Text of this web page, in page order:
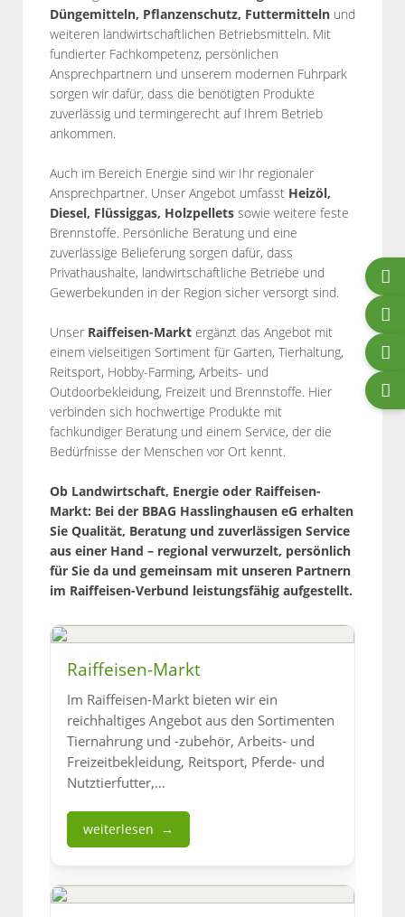
Düngemitteln, Pflanzenschutz, Futtermitteln und
weiteren landwirtschaftlichen Betriebsmitteln. Mit
fundierter Fachkompetenz, persönlichen
Ansprechpartnern und unserem modernen Fuhrpark
sorgen wir dafür, dass die benötigten Produkte
zuverlässig und termingerecht auf Ihrem Betrieb
ankommen.
Auch im Bereich Energie sind wir Ihr regionaler
Ansprechpartner. Unser Angebot umfasst Heizöl,
Diesel, Flüssiggas, Holzpellets sowie weitere feste
Brennstoffe. Persönliche Beratung und eine
zuverlässige Belieferung sorgen dafür, dass
Privathaushalte, landwirtschaftliche Betriebe und
Gewerbekunden in der Region sicher versorgt sind.
Unser Raiffeisen-Markt ergänzt das Angebot mit
einem vielseitigen Sortiment für Garten, Tierhaltung,
Reitsport, Hobby-Farming, Arbeits- und
Outdoorbekleidung, Freizeit und Brennstoffe. Hier
verbinden sich hochwertige Produkte mit
fachkundiger Beratung und einem Service, der die
Bedürfnisse der Menschen vor Ort kennt.
Ob Landwirtschaft, Energie oder Raiffeisen-
Markt: Bei der BBAG Hasslinghausen eG erhalten
Sie Qualität, Beratung und zuverlässigen Service
aus einer Hand – regional verwurzelt, persönlich
für Sie da und gemeinsam mit unseren Partnern
im Raiffeisen-Verbund leistungsfähig aufgestellt.
Raiffeisen-Markt
Im Raiffeisen-Markt bieten wir ein
reichhaltiges Angebot aus den Sortimenten
Tiernahrung und -zubehör, Arbeits- und
Freizeitbekleidung, Reitsport, Pferde- und
Nutztierfutter,…
weiterlesen